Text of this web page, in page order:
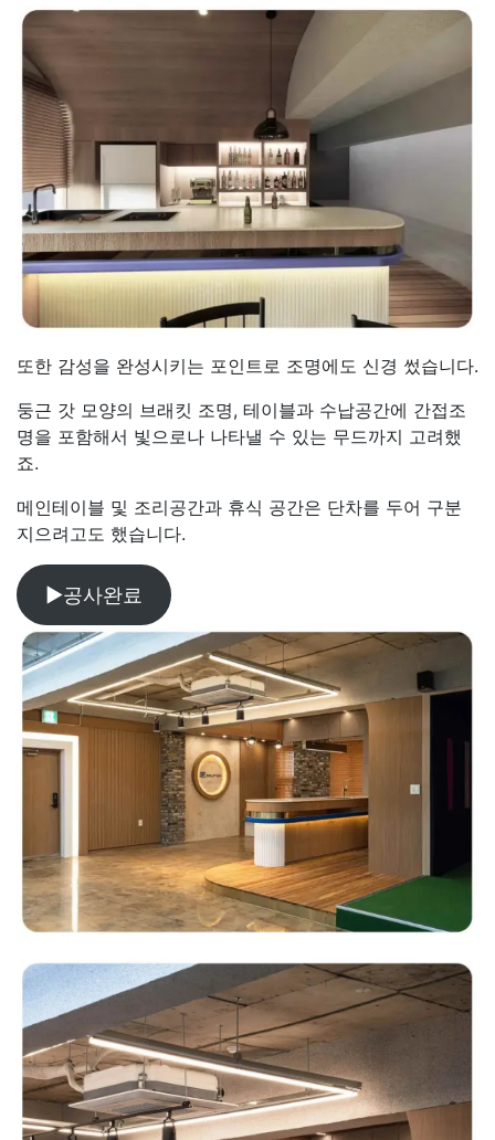
또한 감성을 완성시키는 포인트로 조명에도 신경 썼습니다.
둥근 갓 모양의 브래킷 조명, 테이블과 수납공간에 간접조
명을 포함해서 빛으로나 나타낼 수 있는 무드까지 고려했
죠.
메인테이블 및 조리공간과 휴식 공간은 단차를 두어 구분
지으려고도 했습니다.
▶공사완료